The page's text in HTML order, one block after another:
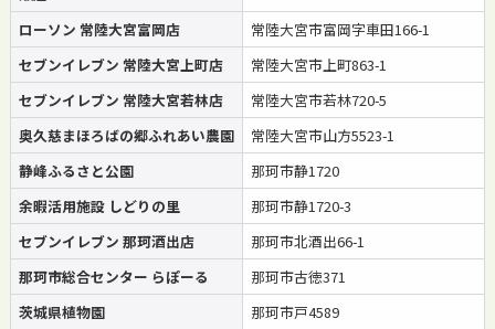
ローソン 常陸大宮富岡店
常陸大宮市富岡字車田166-1
セブンイレブン 常陸大宮上町店
常陸大宮市上町863-1
セブンイレブン 常陸大宮若林店
常陸大宮市若林720-5
奥久慈まほろばの郷ふれあい農園
常陸大宮市山方5523-1
静峰ふるさと公園
那珂市静1720
余暇活用施設 しどりの里
那珂市静1720-3
セブンイレブン 那珂酒出店
那珂市北酒出66-1
那珂市総合センター らぽーる
那珂市古徳371
茨城県植物園
那珂市戸4589